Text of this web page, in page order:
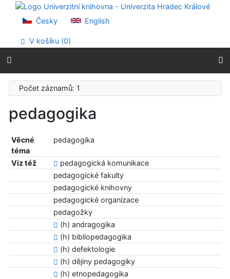
Přejít na obsah
Přejít na menu
Prohlášení o webové přístupnosti
Česky English
V košíku (0)
Počet záznamů: 1
pedagogika
Věcné
téma
pedagogika
Viz též
pedagogická komunikace
pedagogické fakulty
pedagogické knihovny
pedagogické organizace
pedagožky
(h) andragogika
(h) bibliopedagogika
(h) defektologie
(h) dějiny pedagogiky
(h) etnopedagogika